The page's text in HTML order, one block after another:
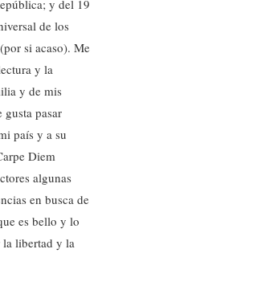
y del 19
de los
si acaso). Me
y la
y de mis
gusta pasar
país y a su
Diem
algunas
en busca de
es bello y lo
la libertad y la